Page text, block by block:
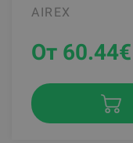
AIREX
От 60.44€